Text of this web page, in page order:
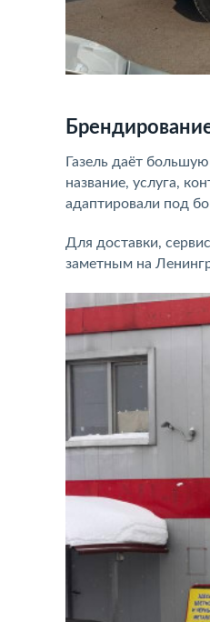
Газель даёт
название, услуга,
адаптировали под
Для доставки,
заметным на